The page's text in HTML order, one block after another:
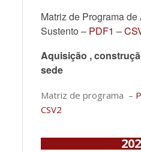
Matriz de Programa
Sustento – PDF1 –
Aquisição ,
sede
Matriz de programa –
CSV2